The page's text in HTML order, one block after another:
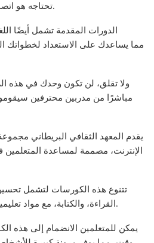
تحتاجه هو اتصال بالإنترنت ورغبة في التعلم.
الدورات المقدمة تشمل أيضًا
ولا تقلق، لن تكون وحدك في هذه
مباشرًا من مدربين محترفين
يقدم المعهد الثقافي البريطاني
الإنترنت، مصممة لمساعدة
تتنوع هذه الكورسات لتشمل
القراءة، والكتابة، مع مواد تعليمية عالية الجودة متاحة للجميع.
يمكن للمتعلمين الانضمام إلى هذه